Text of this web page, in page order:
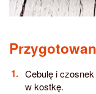
Cebulę i
w kostkę.